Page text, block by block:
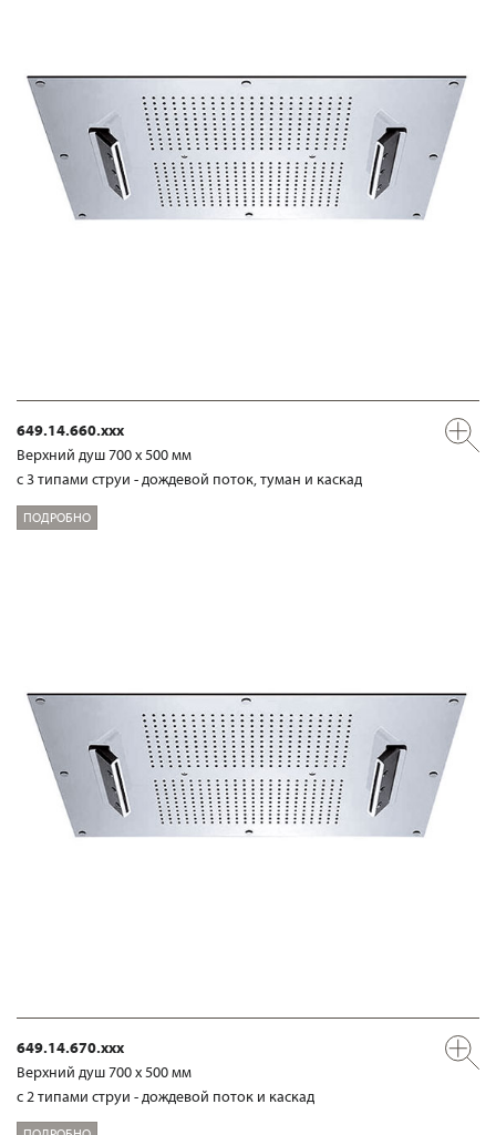
649.14.660.xxx
Верхний душ 700 х 500 мм
с 3 типами струи - дождевой поток, туман и каскад
ПОДРОБНО
649.14.670.xxx
Верхний душ 700 х 500 мм
с 2 типами струи - дождевой поток и каскад